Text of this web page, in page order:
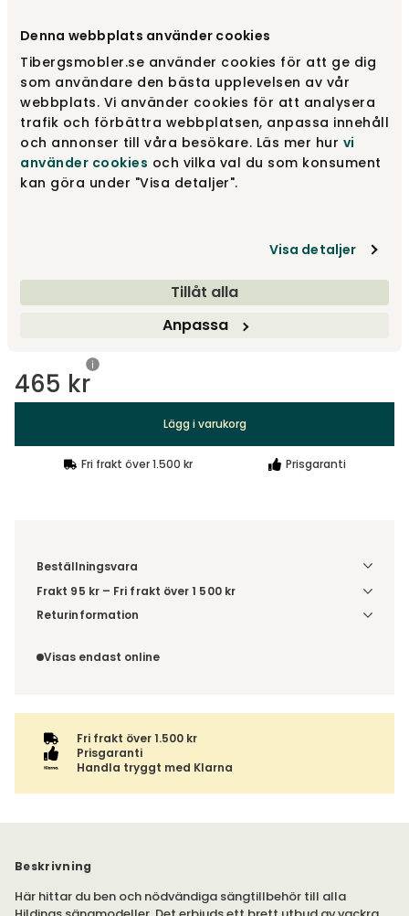
Denna webbplats använder cookies
Tibergsmobler.se använder cookies för att ge dig
som användare den bästa upplevelsen av vår
webbplats. Vi använder cookies för att analysera
trafik och förbättra webbplatsen, anpassa innehåll
och annonser till våra besökare. Läs mer hur vi
använder cookies och vilka val du som konsument
kan göra under "Visa detaljer".
Visa detaljer
Tillåt alla
Anpassa
Välj utförandeDesign | Matt svart, 12 cm
Design | Matt svart, 12 cm 465 kr
290 kr
Visa fler +25
465 kr
Lägg i varukorg
Fri frakt över 1.500 kr Prisgaranti
Beställningsvara
Frakt 95 kr – Fri frakt över 1 500 kr
Denna vara skickas till ett ombud. Du väljer själv i kassan
varan ihop med andra produkter skickas hela ordern
Returinformation
inte av ångerrätten.
Visas endast online
Fri frakt över 1.500 kr
Prisgaranti
Handla tryggt med Klarna
Beskrivning
Här hittar du ben och nödvändiga sängtillbehör till alla